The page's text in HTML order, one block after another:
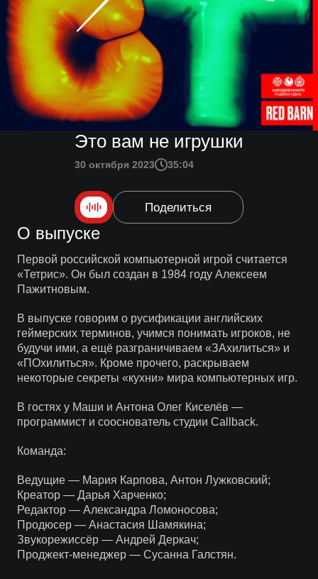
Это вам не игрушки
30 октября 2023 35:04
Поделиться
О выпуске
Первой российской компьютерной игрой считается
«Тетрис». Он был создан в 1984 году Алексеем
Пажитновым.
В выпуске говорим о русификации английских
геймерских терминов, учимся понимать игроков, не
будучи ими, а ещё разграничиваем «ЗАхилиться» и
«ПОхилиться». Кроме прочего, раскрываем
некоторые секреты «кухни» мира компьютерных игр.
В гостях у Маши и Антона Олег Киселёв —
программист и сооснователь студии Callback.
Команда:
Ведущие — Мария Карпова, Антон Лужковский;
Креатор — Дарья Харченко;
Редактор — Александра Ломоносова;
Продюсер — Анастасия Шамякина;
Звукорежиссёр — Андрей Деркач;
Проджект-менеджер — Сусанна Галстян.